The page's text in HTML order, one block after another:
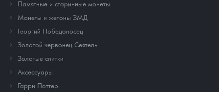
Памятные и старинные монеты
Монеты и жетоны ЗМД
Георгий Победоносец
Золотой червонец Сеятель
Золотые слитки
Аксессуары
Гарри Поттер